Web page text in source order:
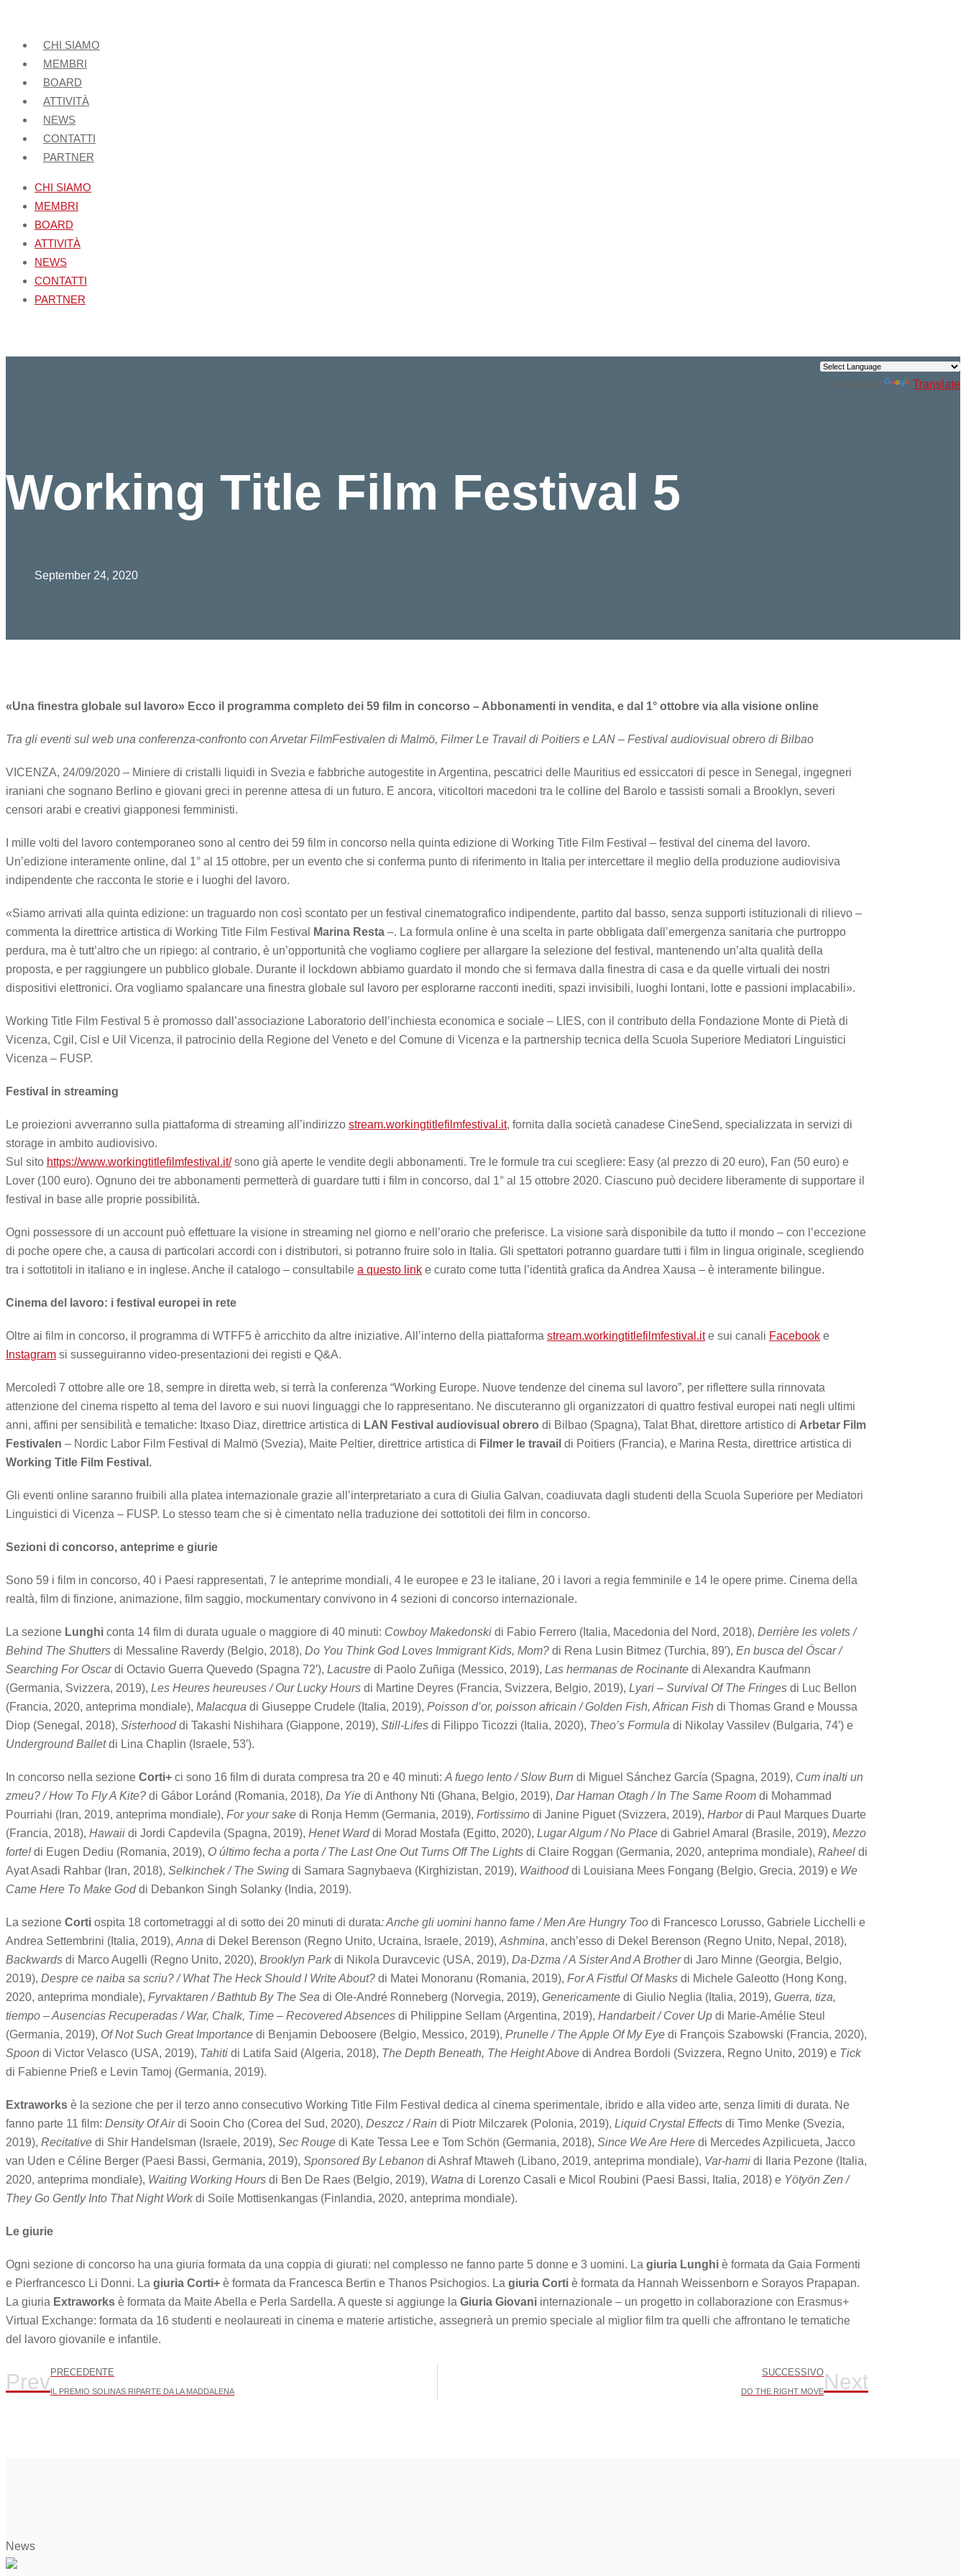
CHI SIAMO
MEMBRI
BOARD
ATTIVITÀ
NEWS
CONTATTI
PARTNER
CHI SIAMO
MEMBRI
BOARD
ATTIVITÀ
NEWS
CONTATTI
PARTNER
Translate
Working Title Film Festival 5
September 24, 2020
«Una finestra globale sul lavoro» Ecco il programma completo dei 59 film in concorso – Abbonamenti in vendita, e dal 1° ottobre via alla visione online
Tra gli eventi sul web una conferenza-confronto con Arvetar FilmFestivalen di Malmö, Filmer Le Travail di Poitiers e LAN – Festival audiovisual obrero di Bilbao
VICENZA, 24/09/2020 – Miniere di cristalli liquidi in Svezia e fabbriche autogestite in Argentina, pescatrici delle Mauritius ed essiccatori di pesce in Senegal, ingegneri
iraniani che sognano Berlino e giovani greci in perenne attesa di un futuro. E ancora, viticoltori macedoni tra le colline del Barolo e tassisti somali a Brooklyn, severi
censori arabi e creativi giapponesi femministi.
I mille volti del lavoro contemporaneo sono al centro dei 59 film in concorso nella quinta edizione di Working Title Film Festival – festival del cinema del lavoro.
Un’edizione interamente online, dal 1° al 15 ottobre, per un evento che si conferma punto di riferimento in Italia per intercettare il meglio della produzione audiovisiva
indipendente che racconta le storie e i luoghi del lavoro.
«Siamo arrivati alla quinta edizione: un traguardo non così scontato per un festival cinematografico indipendente, partito dal basso, senza supporti istituzionali di rilievo –
commenta la direttrice artistica di Working Title Film Festival
Marina Resta –. La formula online è una scelta in parte obbligata dall’emergenza sanitaria che purtroppo
perdura, ma è tutt’altro che un ripiego: al contrario, è un’opportunità che vogliamo cogliere per allargare la selezione del festival, mantenendo un’alta qualità della
proposta, e per raggiungere un pubblico globale. Durante il lockdown abbiamo guardato il mondo che si fermava dalla finestra di casa e da quelle virtuali dei nostri
dispositivi elettronici. Ora vogliamo spalancare una finestra globale sul lavoro per esplorarne racconti inediti, spazi invisibili, luoghi lontani, lotte e passioni implacabili».
Working Title Film Festival 5 è promosso dall’associazione Laboratorio dell’inchiesta economica e sociale – LIES, con il contributo della Fondazione Monte di Pietà di
Vicenza, Cgil, Cisl e Uil Vicenza, il patrocinio della Regione del Veneto e del Comune di Vicenza e la partnership tecnica della Scuola Superiore Mediatori Linguistici
Vicenza – FUSP.
Festival in streaming
Le proiezioni avverranno sulla piattaforma di streaming all’indirizzo stream.workingtitlefilmfestival.it, fornita dalla società canadese CineSend, specializzata in servizi di
storage in ambito audiovisivo.
Sul sito https://www.workingtitlefilmfestival.it/sono già aperte le vendite degli abbonamenti. Tre le formule tra cui scegliere: Easy (al prezzo di 20 euro), Fan (50 euro) e
Lover (100 euro). Ognuno dei tre abbonamenti permetterà di guardare tutti i film in concorso, dal 1° al 15 ottobre 2020. Ciascuno può decidere liberamente di supportare il
festival in base alle proprie possibilità.
Ogni possessore di un account può effettuare la visione in streaming nel giorno e nell’orario che preferisce. La visione sarà disponibile da tutto il mondo ­– con l’eccezione
di poche opere che, a causa di particolari accordi con i distributori, si potranno fruire solo in Italia. Gli spettatori potranno guardare tutti i film in lingua originale, scegliendo
tra i sottotitoli in italiano e in inglese. Anche il catalogo ­­– consultabile a questo link e curato come tutta l’identità grafica da Andrea Xausa – è interamente bilingue.
Cinema del lavoro: i festival europei in rete
Oltre ai film in concorso, il programma di WTFF5 è arricchito da altre iniziative. All’interno della piattaforma stream.workingtitlefilmfestival.ite sui canali Facebook e
Instagram si susseguiranno video-presentazioni dei registi e Q&A.
Mercoledì 7 ottobre alle ore 18, sempre in diretta web, si terrà la conferenza “Working Europe. Nuove tendenze del cinema sul lavoro”, per riflettere sulla rinnovata
attenzione del cinema rispetto al tema del lavoro e sui nuovi linguaggi che lo rappresentano. Ne discuteranno gli organizzatori di quattro festival europei nati negli ultimi
anni, affini per sensibilità e tematiche: Itxaso Diaz, direttrice artistica di LAN Festival audiovisual obrero di Bilbao (Spagna), Talat Bhat, direttore artistico di Arbetar Film
Festivalen – Nordic Labor Film Festival di Malmö (Svezia), Maite Peltier, direttrice artistica di Filmer le travail di Poitiers (Francia), e Marina Resta, direttrice artistica di
Working Title Film Festival.
Gli eventi online saranno fruibili alla platea internazionale grazie all’interpretariato a cura di Giulia Galvan, coadiuvata dagli studenti della Scuola Superiore per Mediatori
Linguistici di Vicenza – FUSP. Lo stesso team che si è cimentato nella traduzione dei sottotitoli dei film in concorso.
Sezioni di concorso, anteprime e giurie
Sono 59 i film in concorso, 40 i Paesi rappresentati, 7 le anteprime mondiali, 4 le europee e 23 le italiane, 20 i lavori a regia femminile e 14 le opere prime. Cinema della
realtà, film di finzione, animazione, film saggio, mockumentary convivono in 4 sezioni di concorso internazionale.
La sezione Lunghi conta 14 film di durata uguale o maggiore di 40 minuti: Cowboy Makedonski di Fabio Ferrero (Italia, Macedonia del Nord, 2018), Derrière les volets /
Behind The Shutters di Messaline Raverdy (Belgio, 2018), Do You Think God Loves Immigrant Kids, Mom? di Rena Lusin Bitmez (Turchia, 89′), En busca del Óscar /
Searching For Oscardi Octavio Guerra Quevedo (Spagna 72′), Lacustre di Paolo Zuñiga (Messico, 2019), Las hermanas de Rocinante di Alexandra Kaufmann
(Germania, Svizzera, 2019), Les Heures heureuses / Our Lucky Hours di Martine Deyres (Francia, Svizzera, Belgio, 2019), Lyari – Survival Of The Fringes di Luc Bellon
(Francia, 2020, anteprima mondiale), Malacqua di Giuseppe Crudele (Italia, 2019), Poisson d’or, poisson africain / Golden Fish, African Fish di Thomas Grand e Moussa
Diop (Senegal, 2018), Sisterhooddi Takashi Nishihara (Giappone, 2019), Still-Lifes di Filippo Ticozzi (Italia, 2020), Theo’s Formula di Nikolay Vassilev (Bulgaria, 74′) e
Underground Balletdi Lina Chaplin (Israele, 53′).
In concorso nella sezione Corti+ ci sono 16 film di durata compresa tra 20 e 40 minuti: A fuego lento / Slow Burn di Miguel Sánchez García (Spagna, 2019), Cum inalti un
zmeu? / How To Fly A Kite? di Gábor Loránd (Romania, 2018), Da Yie di Anthony Nti (Ghana, Belgio, 2019), Dar Haman Otagh / In The Same Room di Mohammad
Pourriahi (Iran, 2019, anteprima mondiale), For your sake di Ronja Hemm (Germania, 2019), Fortissimo di Janine Piguet (Svizzera, 2019), Harbordi Paul Marques Duarte
(Francia, 2018), Hawaii di Jordi Capdevila (Spagna, 2019), Henet Warddi Morad Mostafa (Egitto, 2020), Lugar Algum / No Place di Gabriel Amaral (Brasile, 2019), Mezzo
forte!di Eugen Dediu (Romania, 2019), O último fecha a porta / The Last One Out Turns Off The Lights di Claire Roggan (Germania, 2020, anteprima mondiale), Raheel di
Ayat Asadi Rahbar (Iran, 2018), Selkinchek / The Swing di Samara Sagnybaeva (Kirghizistan, 2019), Waithooddi Louisiana Mees Fongang (Belgio, Grecia, 2019) e We
Came Here To Make Goddi Debankon Singh Solanky (India, 2019).
La sezione Corti ospita 18 cortometraggi al di sotto dei 20 minuti di durata: Anche gli uomini hanno fame / Men Are Hungry Too di Francesco Lorusso, Gabriele Licchelli e
Andrea Settembrini (Italia, 2019), Anna di Dekel Berenson (Regno Unito, Ucraina, Israele, 2019), Ashmina, anch’esso di Dekel Berenson (Regno Unito, Nepal, 2018),
Backwards di Marco Augelli (Regno Unito, 2020), Brooklyn Parkdi Nikola Duravcevic (USA, 2019), Da-Dzma / A Sister And A Brotherdi Jaro Minne (Georgia, Belgio,
2019), Despre ce naiba sa scriu? / What The Heck Should I Write About? di Matei Monoranu (Romania, 2019), For A Fistful Of Masks di Michele Galeotto (Hong Kong,
2020, anteprima mondiale), Fyrvaktaren / Bathtub By The Sea di Ole-André Ronneberg (Norvegia, 2019), Genericamente di Giulio Neglia (Italia, 2019), Guerra, tiza,
tiempo – Ausencias Recuperadas / War, Chalk, Time – Recovered Absences di Philippine Sellam (Argentina, 2019), Handarbeit / Cover Up di Marie-Amélie Steul
(Germania, 2019), Of Not Such Great Importance di Benjamin Deboosere (Belgio, Messico, 2019), Prunelle / The Apple Of My Eye di François Szabowski (Francia, 2020),
Spoon di Victor Velasco (USA, 2019), Tahiti di Latifa Said (Algeria, 2018), The Depth Beneath, The Height Above di Andrea Bordoli (Svizzera, Regno Unito, 2019) e Tick
di Fabienne Prieß e Levin Tamoj (Germania, 2019).
Extraworks è la sezione che per il terzo anno consecutivo Working Title Film Festival dedica al cinema sperimentale, ibrido e alla video arte, senza limiti di durata. Ne
fanno parte 11 film: Density Of Airdi Sooin Cho (Corea del Sud, 2020), Deszcz / Rain di Piotr Milczarek (Polonia, 2019), Liquid Crystal Effects di Timo Menke (Svezia,
2019), Recitative di Shir Handelsman (Israele, 2019), Sec Rouge di Kate Tessa Lee e Tom Schön (Germania, 2018), Since We Are Here di Mercedes Azpilicueta, Jacco
van Uden e Céline Berger (Paesi Bassi, Germania, 2019), Sponsored By Lebanon di Ashraf Mtaweh (Libano, 2019, anteprima mondiale), Var-hami di Ilaria Pezone (Italia,
2020, anteprima mondiale), Waiting Working Hours di Ben De Raes (Belgio, 2019), Watna di Lorenzo Casali e Micol Roubini (Paesi Bassi, Italia, 2018) e Yötyön Zen /
They Go Gently Into That Night Workdi Soile Mottisenkangas (Finlandia, 2020, anteprima mondiale).
Le giurie
Ogni sezione di concorso ha una giuria formata da una coppia di giurati: nel complesso ne fanno parte 5 donne e 3 uomini. La giuria Lunghi è formata da Gaia Formenti
e Pierfrancesco Li Donni. La giuria Corti+ è formata da Francesca Bertin e Thanos Psichogios. La giuria Corti è formata da Hannah Weissenborn e Sorayos Prapapan.
La giuria Extraworks è formata da Maite Abella e Perla Sardella. A queste si aggiunge la Giuria Giovani internazionale – un progetto in collaborazione con Erasmus+
Virtual Exchange: formata da 16 studenti e neolaureati in cinema e materie artistiche, assegnerà un premio speciale al miglior film tra quelli che affrontano le tematiche
del lavoro giovanile e infantile.
PrevPRECEDENTE
IL PREMIO SOLINAS RIPARTE DA LA MADDALENA
SUCCESSIVO
DO THE RIGHT MOVE Next
News